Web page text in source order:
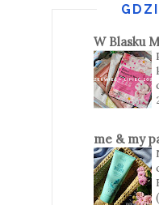
W Blasku
me & my